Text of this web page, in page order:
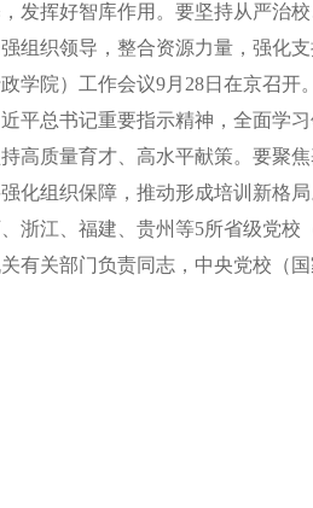
发挥好智库作用。要坚持从严治
组织领导，整合资源力量，强化
院）工作会议9月28日在京召开
平总书记重要指示精神，全面学
高质量育才、高水平献策。要聚
化组织保障，推动形成培训新格局
江、福建、贵州等5所省级党校
关部门负责同志，中央党校（国